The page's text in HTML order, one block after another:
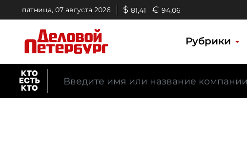
пятница, 07 августа 2026 $ 81,41 € 94,06
Рубрики